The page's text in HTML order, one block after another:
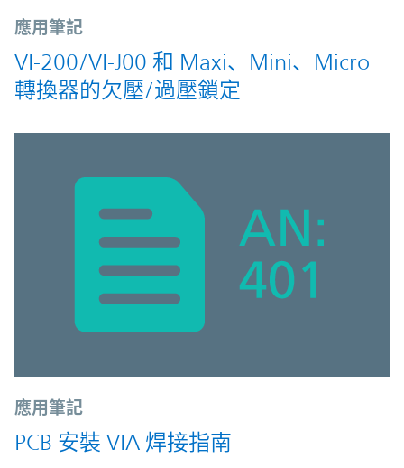
應用筆記
VI-200/VI-J00 和 Maxi、Mini、Micro
轉換器的欠壓/過壓鎖定
應用筆記
PCB 安裝 VIA 焊接指南